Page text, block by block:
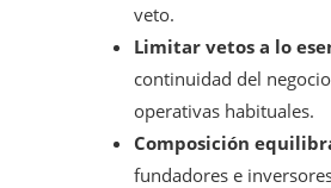
veto.
Limitar vetos a lo
continuidad del
operativas habituales.
Composición
fundadores e